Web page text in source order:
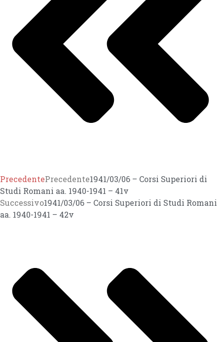
PrecedentePrecedente1941/03/06 – Corsi Superiori di
Studi Romani aa. 1940-1941 – 41v
Successivo1941/03/06 – Corsi Superiori di Studi Romani
aa. 1940-1941 – 42v